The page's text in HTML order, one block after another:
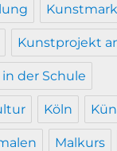
Kunstprojekt
der Schule
Köln
Malkurs